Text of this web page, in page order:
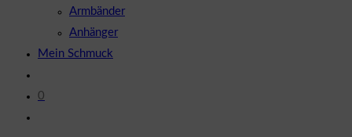
Armbänder
Anhänger
Mein Schmuck
0